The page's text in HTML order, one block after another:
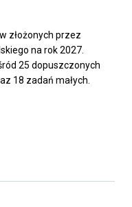
złożonych przez
na rok 2027.
25 dopuszczonych
18 zadań małych.